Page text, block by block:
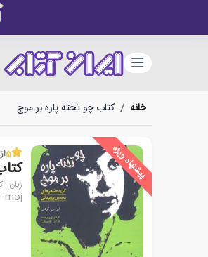
دسته‌بندی
خانه / کتاب چو تخته پاره بر موج
پیشنهاد ویژه 5از
زبان
moj